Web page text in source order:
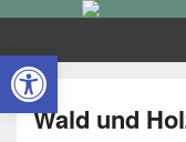
Open toolbar
Wald und